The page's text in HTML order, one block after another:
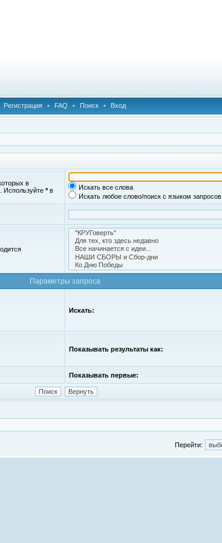
Регистрация • FAQ • Поиск • Вход
в
Используйте *в
Искать все слова
Искать любое слово/поиск с языком запросов
Параметры запроса
Искать:
Показывать результаты как:
Показывать первые:
Перейти: